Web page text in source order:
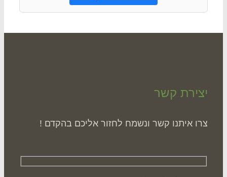
קשר
איתנו קשר ונשמח לחזור אליכם בהקדם !